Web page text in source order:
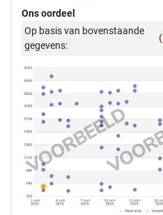
Ons oordeel
Op basis van bovenstaande
gegevens:
(